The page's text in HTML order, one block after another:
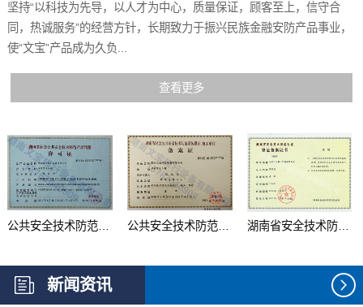
坚持“以科技为先导，以人才为中心，质量保证，顾客至上，信守合
同，热诚服务”的经营方针，长期致力于振兴民族金融安防产品事业，
使“文宝”产品成为久负...
查看更多
公共安全技术防范产品... 公共安全技术防范系统... 湖南省安全技术防范行...
新闻资讯